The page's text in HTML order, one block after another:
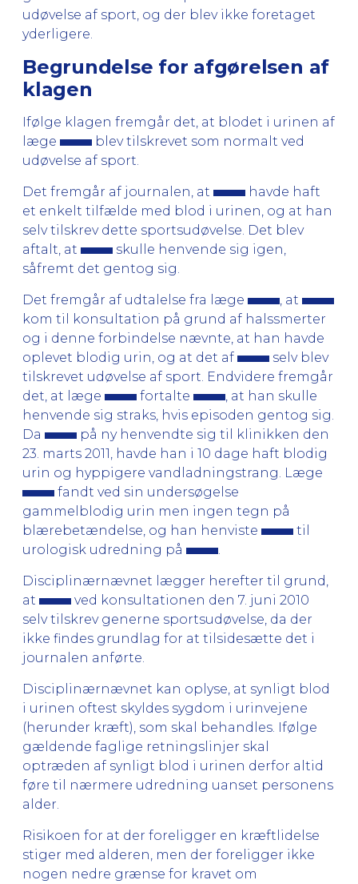
udøvelse af sport, og der blev ikke foretaget
yderligere.
Begrundelse for afgørelsen af
klagen
Ifølge klagen fremgår det, at blodet i urinen af
læge
blev tilskrevet som normalt ved
udøvelse af sport.
Det fremgår af journalen, at
havde haft
et enkelt tilfælde med blod i urinen, og at han
selv tilskrev dette sportsudøvelse. Det blev
aftalt, at
skulle henvende sig igen,
såfremt det gentog sig.
Det fremgår af udtalelse fra læge
, at
kom til konsultation på grund af halssmerter
og i denne forbindelse nævnte, at han havde
oplevet blodig urin, og at det af
selv blev
tilskrevet udøvelse af sport. Endvidere fremgår
det, at læge
fortalte
, at han skulle
henvende sig straks, hvis episoden gentog sig.
Da
på ny henvendte sig til klinikken den
23. marts 2011, havde han i 10 dage haft blodig
urin og hyppigere vandladningstrang. Læge
fandt ved sin undersøgelse
gammelblodig urin men ingen tegn på
blærebetændelse, og han henviste
til
urologisk udredning på
Disciplinærnævnet lægger herefter til grund,
at
ved konsultationen den 7. juni 2010
selv tilskrev generne sportsudøvelse, da der
ikke findes grundlag for at tilsidesætte det i
journalen anførte.
Disciplinærnævnet kan oplyse, at synligt blod
i urinen oftest skyldes sygdom i urinvejene
(herunder kræft), som skal behandles. Ifølge
gældende faglige retningslinjer skal
optræden af synligt blod i urinen derfor altid
føre til nærmere udredning uanset personens
alder.
Risikoen for at der foreligger en kræftlidelse
stiger med alderen, men der foreligger ikke
nogen nedre grænse for kravet om